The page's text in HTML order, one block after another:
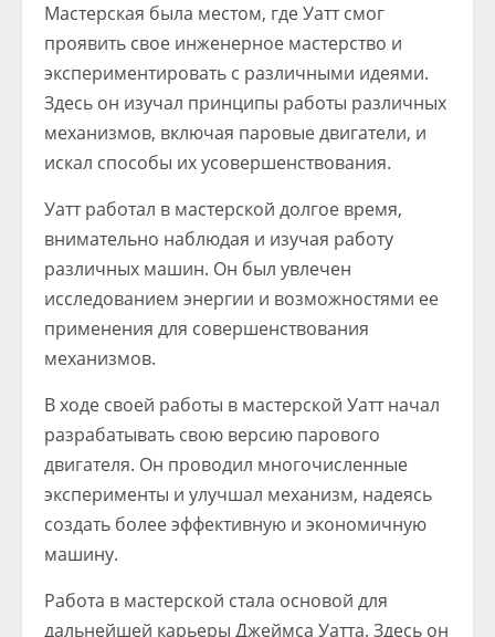
Мастерская была местом, где Уатт смог
проявить свое инженерное мастерство и
экспериментировать с различными идеями.
Здесь он изучал принципы работы различных
механизмов, включая паровые двигатели, и
искал способы их усовершенствования.
Уатт работал в мастерской долгое время,
внимательно наблюдая и изучая работу
различных машин. Он был увлечен
исследованием энергии и возможностями ее
применения для совершенствования
механизмов.
В ходе своей работы в мастерской Уатт начал
разрабатывать свою версию парового
двигателя. Он проводил многочисленные
эксперименты и улучшал механизм, надеясь
создать более эффективную и экономичную
машину.
Работа в мастерской стала основой для
дальнейшей карьеры Джеймса Уатта. Здесь он